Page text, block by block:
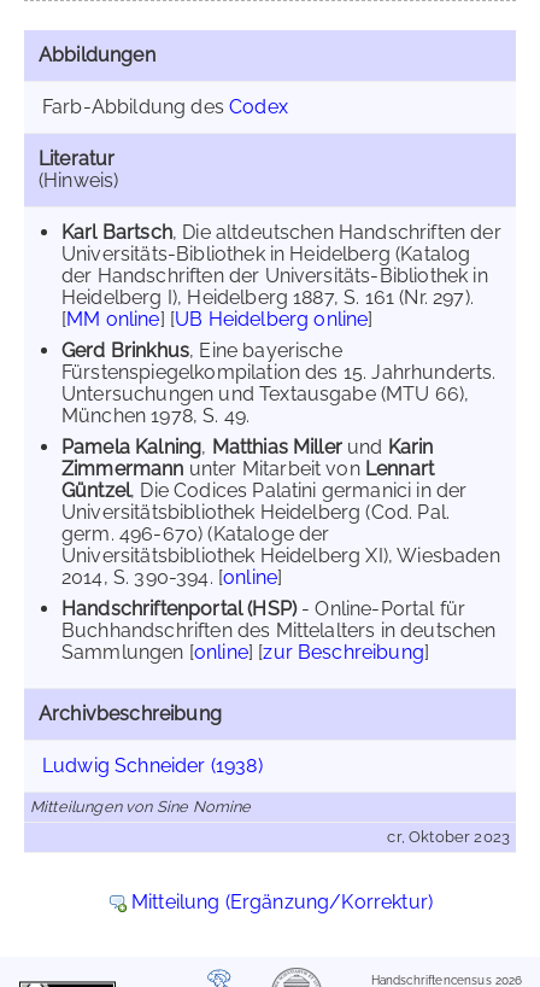
Abbildungen
Farb-Abbildung desCodex
Literatur
(Hinweis)
Karl Bartsch, Die altdeutschen Handschriften der
Universitäts-Bibliothek in Heidelberg (Katalog
der Handschriften der Universitäts-Bibliothek in
Heidelberg I), Heidelberg 1887, S. 161 (Nr. 297).
[MM online] [UB Heidelberg online]
Gerd Brinkhus, Eine bayerische
Fürstenspiegelkompilation des 15. Jahrhunderts.
Untersuchungen und Textausgabe (MTU 66),
München 1978, S. 49.
Pamela Kalning, Matthias Millerund Karin
Zimmermann unter Mitarbeit von Lennart
Güntzel, Die Codices Palatini germanici in der
Universitätsbibliothek Heidelberg (Cod. Pal.
germ. 496-670) (Kataloge der
Universitätsbibliothek Heidelberg XI), Wiesbaden
2014, S. 390-394. [online]
Handschriftenportal (HSP)- Online-Portal für
Buchhandschriften des Mittelalters in deutschen
Sammlungen [online] [zur Beschreibung]
Archivbeschreibung
Ludwig Schneider (1938)
Mitteilungen von Sine Nomine
cr, Oktober 2023
Mitteilung (Ergänzung/Korrektur)
Handschriftencensus 2026